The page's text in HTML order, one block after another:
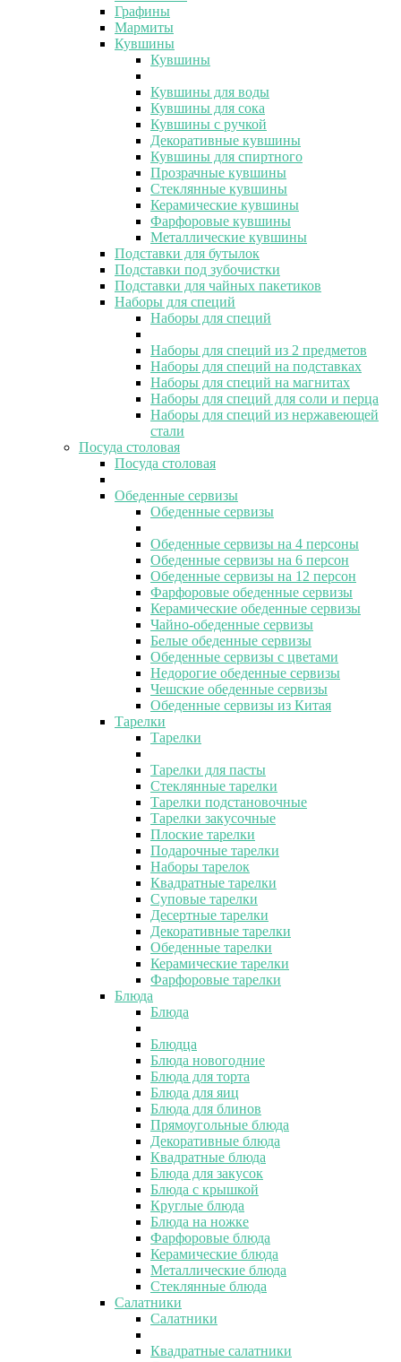
Графины
Мармиты
Кувшины
Кувшины
Кувшины для воды
Кувшины для сока
Кувшины с ручкой
Декоративные кувшины
Кувшины для спиртного
Прозрачные кувшины
Стеклянные кувшины
Керамические кувшины
Фарфоровые кувшины
Металлические кувшины
Подставки для бутылок
Подставки под зубочистки
Подставки для чайных пакетиков
Наборы для специй
Наборы для специй
Наборы для специй из 2 предметов
Наборы для специй на подставках
Наборы для специй на магнитах
Наборы для специй для соли и перца
Наборы для специй из нержавеющей
стали
Посуда столовая
Посуда столовая
Обеденные сервизы
Обеденные сервизы
Обеденные сервизы на 4 персоны
Обеденные сервизы на 6 персон
Обеденные сервизы на 12 персон
Фарфоровые обеденные сервизы
Керамические обеденные сервизы
Чайно-обеденные сервизы
Белые обеденные сервизы
Обеденные сервизы с цветами
Недорогие обеденные сервизы
Чешские обеденные сервизы
Обеденные сервизы из Китая
Тарелки
Тарелки
Тарелки для пасты
Стеклянные тарелки
Тарелки подстановочные
Тарелки закусочные
Плоские тарелки
Подарочные тарелки
Наборы тарелок
Квадратные тарелки
Суповые тарелки
Десертные тарелки
Декоративные тарелки
Обеденные тарелки
Керамические тарелки
Фарфоровые тарелки
Блюда
Блюда
Блюдца
Блюда новогодние
Блюда для торта
Блюда для яиц
Блюда для блинов
Прямоугольные блюда
Декоративные блюда
Квадратные блюда
Блюда для закусок
Блюда с крышкой
Круглые блюда
Блюда на ножке
Фарфоровые блюда
Керамические блюда
Металлические блюда
Стеклянные блюда
Салатники
Салатники
Квадратные салатники